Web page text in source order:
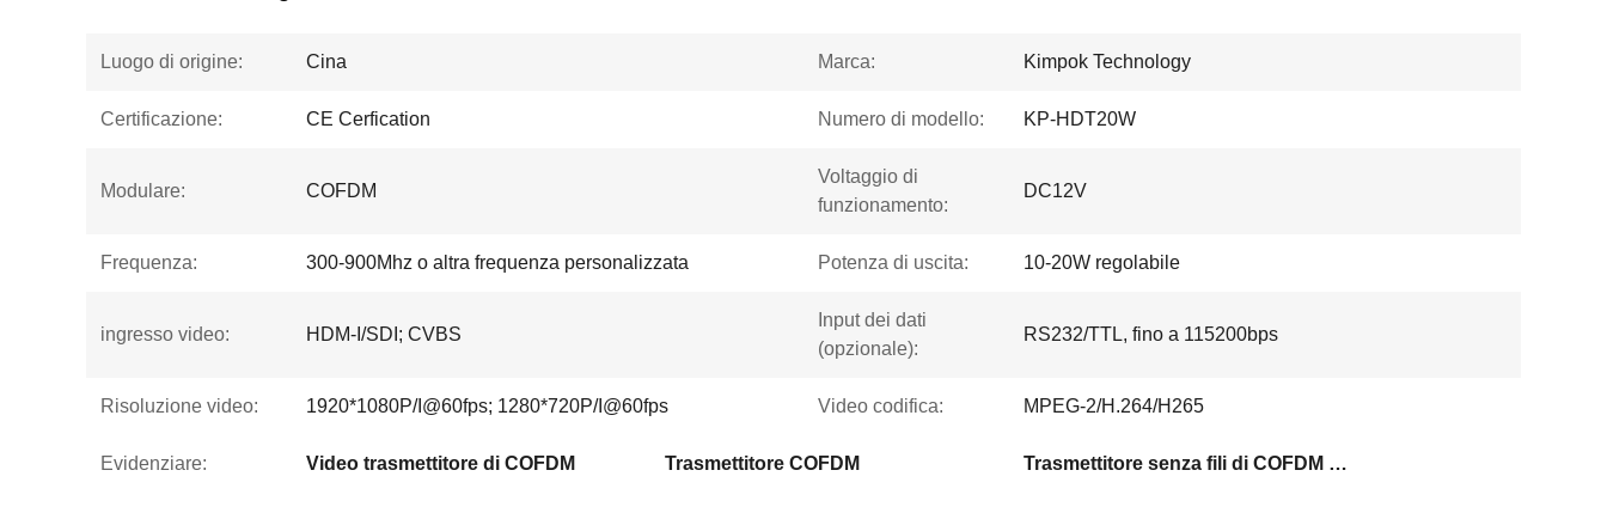
Luogo di origine: Cina Marca: Kimpok Technology
Certificazione: CE Cerfication Numero di modello: KP-HDT20W
Modulare: COFDM
Voltaggio di
funzionamento:
DC12V
Frequenza: 300-900Mhz o altra frequenza personalizzata Potenza di uscita: 10-20W regolabile
ingresso video: HDM-I/SDI; CVBS
Input dei dati
(opzionale):
RS232/TTL, fino a 115200bps
Risoluzione video: 1920*1080P/I@60fps; 1280*720P/I@60fps Video codifica: MPEG-2/H.264/H265
Evidenziare: Video trasmettitore di COFDM Trasmettitore COFDM Trasmettitore senza fili di COFDM video